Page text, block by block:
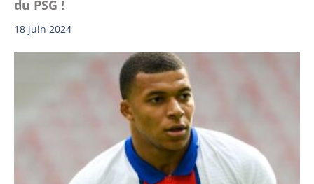
du PSG !
18 juin 2024